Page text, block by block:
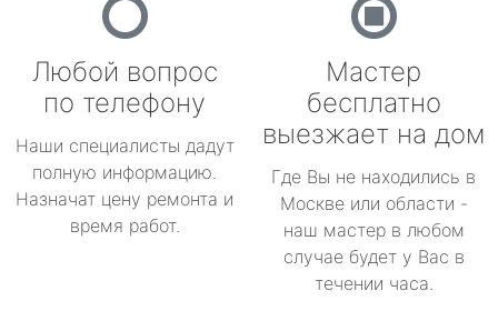
Любой вопрос
по телефону
Наши специалисты дадут
полную информацию.
Назначат цену ремонта и
время работ.
Мастер
бесплатно
выезжает на дом
Где Вы не находились в
Москве или области -
наш мастер в любом
случае будет у Вас в
течении часа.